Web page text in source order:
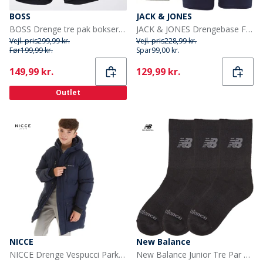
BOSS
BOSS Drenge tre pak bokser sort
Vejl. pris299,99 kr.
Før199,99 kr.
Current
149,99 kr.
Outlet
JACK & JONES
JACK & JONES Drengebase Fem-pak Underbukser Multi
Vejl. pris228,99 kr.
Spar99,00 kr.
Current
129,99 kr.
NICCE
NICCE Drenge Vespucci Parka Blå
New Balance
New Balance Junior Tre Par Polstrede Crew Sokker Sort